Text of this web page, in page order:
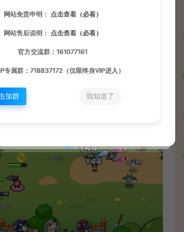
网站免责申明： 点击查看（必看）
网站售后说明： 点击查看（必看）
官方交流群：161077161
专属群：718837172（仅限终身VIP进入）
加群 我知道了